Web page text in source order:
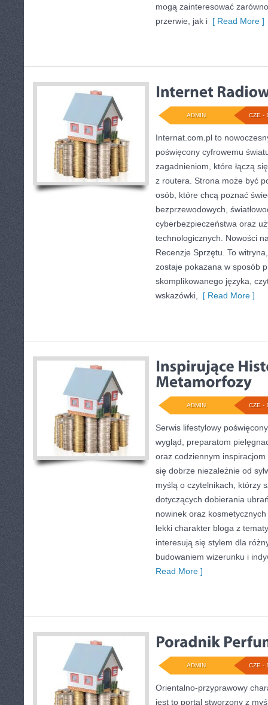
mogą zainteresować
przerwie, jak i [ Read More ]
CZE -
ADMIN
Internat.com.pl to
poświęcony cyfrowemu
zagadnieniom, które łączą
z routera. Strona może być
osób, które chcą poznać
bezprzewodowych,
cyberbezpieczeństwa oraz
technologicznych. Nowości
Recenzje Sprzętu. To
zostaje pokazana w sposób
skomplikowanego języka,
wskazówki,
[ Read More ]
CZE -
ADMIN
Serwis lifestylowy
wygląd, preparatom
oraz codziennym
się dobrze niezależnie od
myślą o czytelnikach, którzy
dotyczących dobierania
nowinek oraz
lekki charakter bloga z
interesują się stylem dla
budowaniem wizerunku i
Read More ]
CZE -
ADMIN
Orientalno-przyprawowy
jest to portal stworzony z